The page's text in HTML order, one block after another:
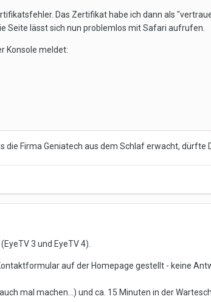
Das Zertifikat habe ich dann als
Seite lässt sich nun problemlos mit Safari aufrufen.
Konsole meldet:
die Firma Geniatech aus dem Schlaf erwacht,
3 und EyeTV 4).
auf der Homepage gestellt - keine
mal machen...) und ca. 15 Minuten in der